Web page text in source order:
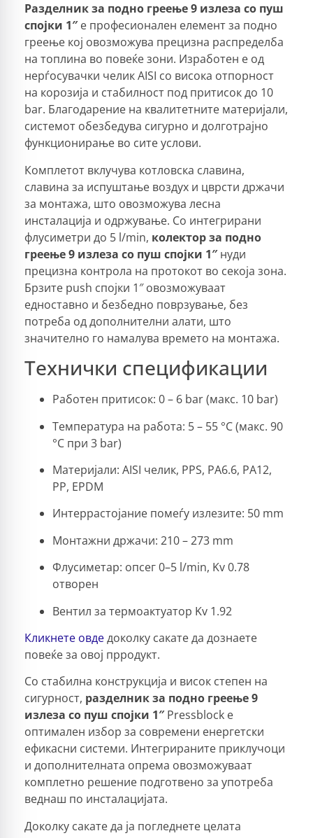
Разделник за подно греење 9 излеза со пуш
спојки 1″е професионален елемент за подно
греење кој овозможува прецизна распределба
на топлина во повеќе зони. Изработен е од
нерѓосувачки челик AISI со висока отпорност
на корозија и стабилност под притисок до 10
bar. Благодарение на квалитетните материјали,
системот обезбедува сигурно и долготрајно
функционирање во сите услови.
Комплетот вклучува котловска славина,
славина за испуштање воздух и цврсти држачи
за монтажа, што овозможува лесна
инсталација и одржување. Со интегрирани
флусиметри до 5 l/min, колектор за подно
греење 9 излеза со пуш спојки 1″нуди
прецизна контрола на протокот во секоја зона.
Брзите push спојки 1″ овозможуваат
едноставно и безбедно поврзување, без
потреба од дополнителни алати, што
значително го намалува времето на монтажа.
Технички спецификации
Работен притисок: 0 – 6 bar (макс. 10 bar)
Температура на работа: 5 – 55 °C (макс. 90
°C при 3 bar)
Материјали: AISI челик, PPS, PA6.6, PA12,
PP, EPDM
Интеррастојание помеѓу излезите: 50 mm
Монтажни држачи: 210 – 273 mm
Флусиметар: опсег 0–5 l/min, Kv 0.78
отворен
Вентил за термоактуатор Kv 1.92
Кликнете овдедоколку сакате да дознаете
повеќе за овој прродукт.
Со стабилна конструкција и висок степен на
сигурност, разделник за подно греење 9
излеза со пуш спојки 1″Pressblock е
оптимален избор за современи енергетски
ефикасни системи. Интегрираните приклучоци
и дополнителната опрема овозможуваат
комплетно решение подготвено за употреба
веднаш по инсталацијата.
Доколку сакате да ја погледнете целата